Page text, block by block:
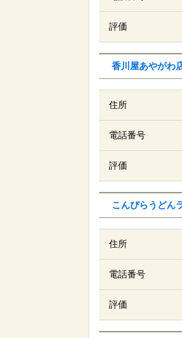
評価
香川屋あやがわ
住所
電話番号
評価
こんぴらうどん
住所
電話番号
評価